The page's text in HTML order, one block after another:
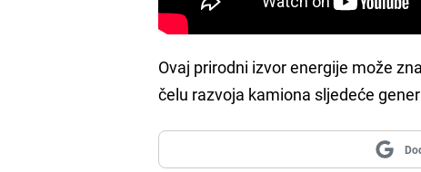
Ovaj prirodni izvor energije može
čelu razvoja kamiona sljedeće